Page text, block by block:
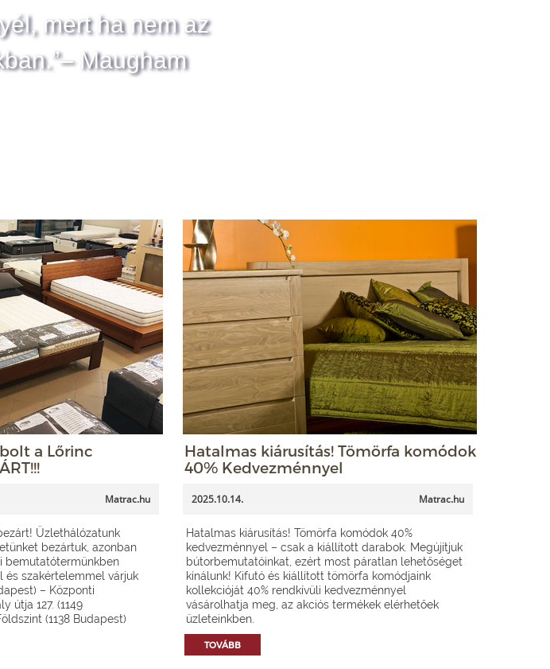
mert ha nem az
Maugham
a Lőrinc
Matrac.hu
Üzlethálózatunk
bezártuk, azonban
bemutatótermünkben
és szakértelemmel várjuk
– Központi
útja 127. (1149
(1138 Budapest)
Hatalmas kiárusítás! Tömörfa komódok
40% Kedvezménnyel
2025.10.14. Matrac.hu
Hatalmas kiárusítás! Tömörfa komódok 40%
kedvezménnyel – csak a kiállított darabok. Megújítjuk
bútorbemutatóinkat, ezért most páratlan lehetőséget
kínálunk! Kifutó és kiállított tömörfa komódjaink
kollekcióját 40% rendkívüli kedvezménnyel
vásárolhatja meg, az akciós termékek elérhetőek
üzleteinkben.
TOVÁBB